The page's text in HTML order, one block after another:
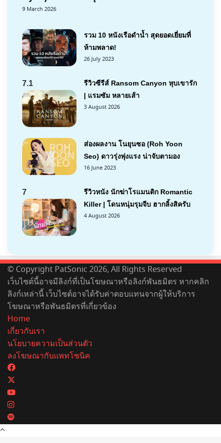
9 March 2026
รวม 10 หนังเรือดำน้ำ สุดยอดเยี่ยมที่
ห้ามพลาด!
26 July 2023
7.1
รีวิวซีรีส์ Ransom Canyon หุบเขารัก
| แรมซัม หลายเส้า
3 August 2026
ส่องผลงาน โนยุนซอ (Roh Yoon
Seo) ดาวรุ่งพุ่งแรง น่าจับตามอง
16 June 2023
7
รีวิวหนัง นักฆ่าโรแมนติก Romantic
Killer | โดนหนุ่มรุมจีบ ฮากลิ้งสิครับ
4 August 2026
© Copyright PatSonic 2026, All Rights Reserved
เว็บไซต์นี้อาจมีลิงก์ที่เป็นโฆษณาหรือลิงก์พันธมิตร หากคลิก
ลิงก์เหล่านี้ เว็บไซต์อาจได้รับค่าตอบแทนจากผู้ให้บริการ
โฆษณาหรือพันธมิตรที่เกี่ยวข้อง
Home
เกี่ยวกับเรา
นโยบายความเป็นส่วนตัว
ลงโฆษณากับแพทโซนิค